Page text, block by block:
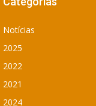
Notícias
2025
2022
2021
2024